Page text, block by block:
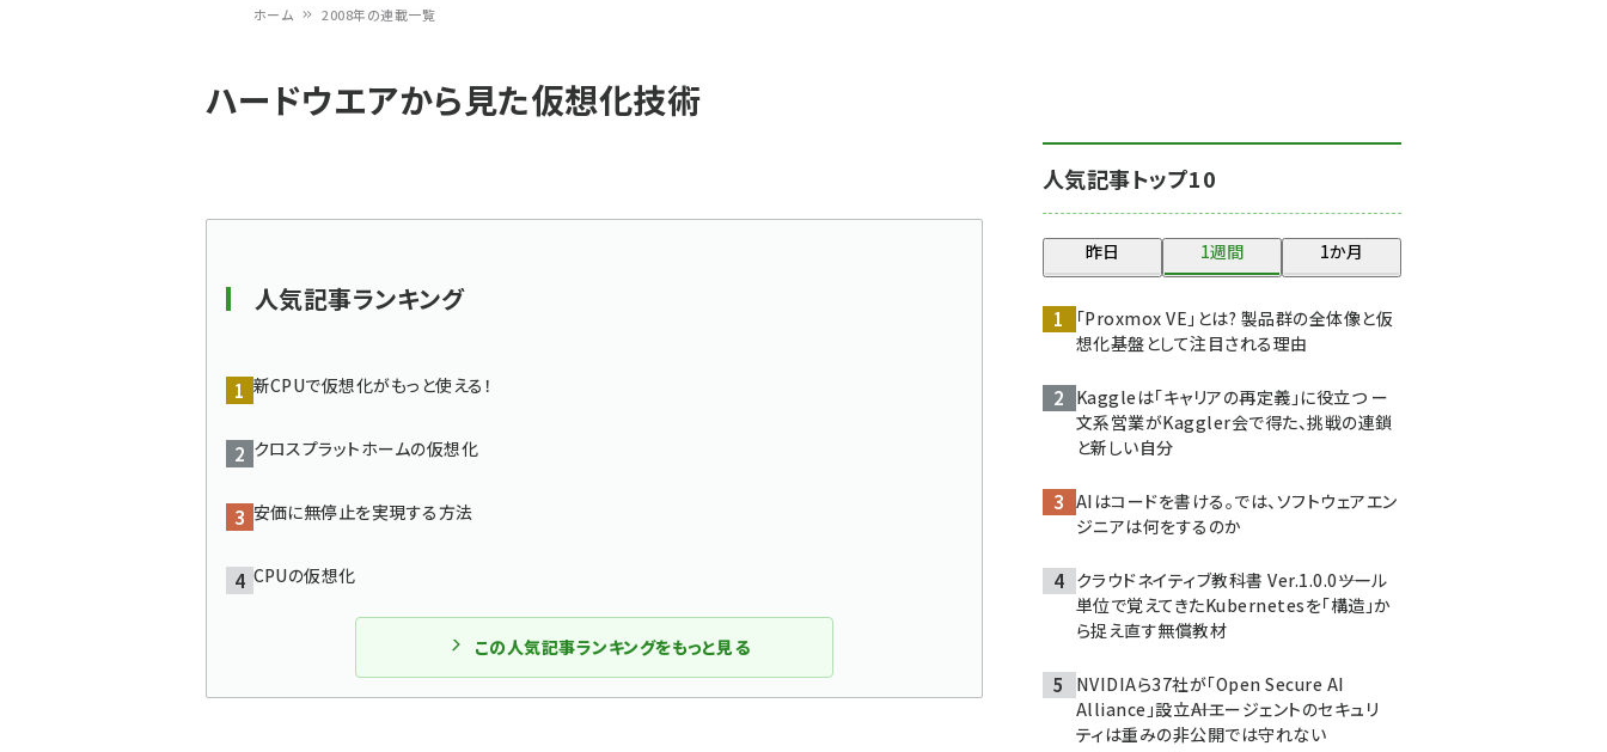
ai crunch (1340)
ン
ホーム 2008年の連載一覧
ハードウエアから見た仮想化技術
人気記事ランキング
新CPUで仮想化がもっと使える！
クロスプラットホームの仮想化
安価に無停止を実現する方法
CPUの仮想化
この人気記事ランキングをもっと見る
人気記事トップ10
昨日 1週間 1か月
「Proxmox VE」とは? 製品群の全体像と仮
想化基盤として注目される理由
Kaggleは「キャリアの再定義」に役立つ ー
文系営業がKaggler会で得た、挑戦の連鎖
と新しい自分
AIはコードを書ける。では、ソフトウェアエン
ジニアは何をするのか
クラウドネイティブ教科書 Ver.1.0.0――ツール
単位で覚えてきたKubernetesを「構造」か
ら捉え直す無償教材
NVIDIAら37社が「Open Secure AI
Alliance」設立――AIエージェントのセキュリ
ティは重みの非公開では守れない